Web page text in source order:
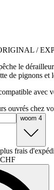
/
le
de pignons et
avec
ouvrés chez
woom 4
frais